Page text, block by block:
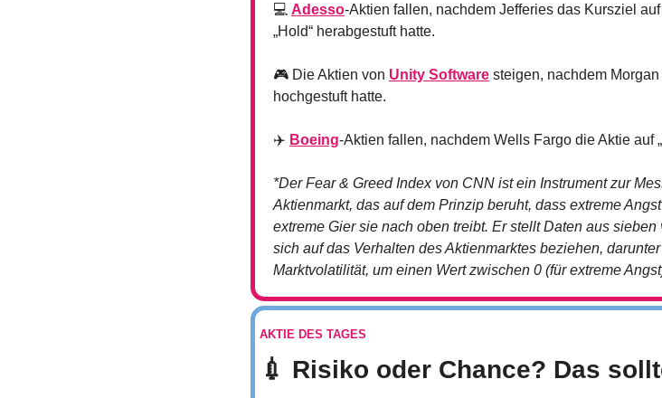
💻 Adesso-Aktien fallen, nachdem Jefferies das Kursziel
„Hold“ herabgestuft hatte.
🎮 Die Aktien von Unity Software steigen, nachdem
hochgestuft hatte.
✈️ Boeing-Aktien fallen, nachdem Wells Fargo die Aktie auf
*Der Fear & Greed Index von CNN ist ein Instrument zur
Aktienmarkt, das auf dem Prinzip beruht, dass extreme
extreme Gier sie nach oben treibt. Er stellt Daten aus
sich auf das Verhalten des Aktienmarktes beziehen,
Marktvolatilität, um einen Wert zwischen 0 (für extreme
AKTIE DES TAGES
💉 Risiko oder Chance? Das